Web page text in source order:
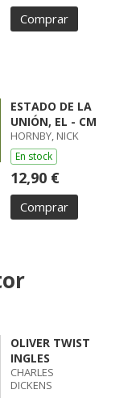
Comprar
ESTADO DE LA
UNIÓN, EL - CM
HORNBY, NICK
En stock
12,90 €
Comprar
OLIVER TWIST
INGLES
CHARLES
DICKENS